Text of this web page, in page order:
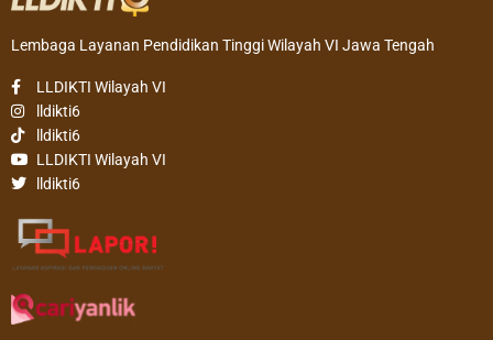
Lembaga Layanan Pendidikan Tinggi Wilayah VI Jawa Tengah
LLDIKTI Wilayah VI
lldikti6
lldikti6
LLDIKTI Wilayah VI
lldikti6